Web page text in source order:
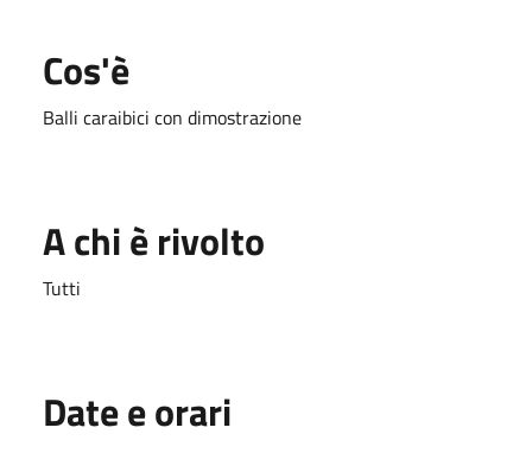
Cos'è
Balli caraibici con dimostrazione
A chi è rivolto
Tutti
Date e orari